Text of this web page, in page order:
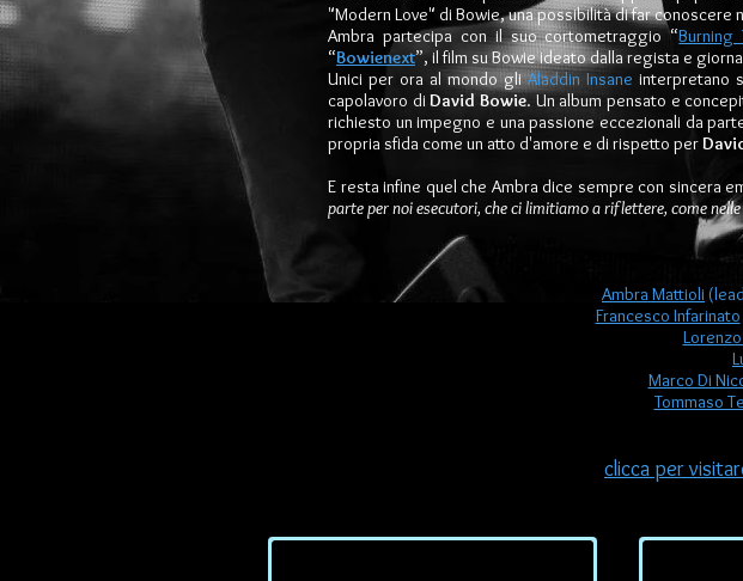
"Modern Love" di Bowie, una possibilità di far conoscere
Ambra partecipa con il suo cortometraggio “Burning
“Bowienext”, il film su Bowie ideato dalla regista e
Unici per ora al mondo gliAladdin Insane interpretano
capolavoro diDavid Bowie. Un album pensato e
richiesto un impegno e una passione eccezionali da
propria sfida come un atto d'amore e di rispetto per
E resta infine quel che Ambra dice sempre con sincera
parte per noi esecutori, che ci limitiamo a riflettere, come
Ambra Mattioli
Francesco Infarinato
Marco Di
Tommaso
clicca per